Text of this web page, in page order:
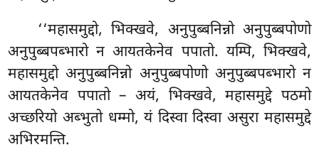
‘‘महासमुद्दो, भिक्खवे, अनुपुब्बनिन्नो अनुपुब्बपोणो
अनुपुब्बपब्भारो न आयतकेनेव पपातो. यम्पि, भिक्खवे,
महासमुद्दो अनुपुब्बनिन्नो अनुपुब्बपोणो अनुपुब्बपब्भारो न
आयतकेनेव पपातो – अयं, भिक्खवे, महासमुद्दे पठमो
अच्छरियो अब्भुतो धम्मो, यं दिस्वा दिस्वा असुरा महासमुद्दे
अभिरमन्ति.